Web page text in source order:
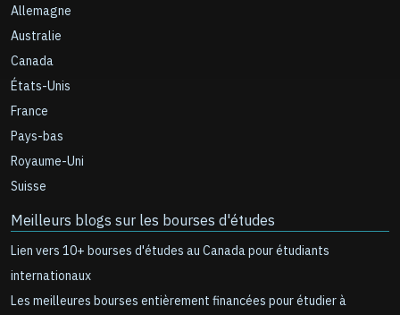
Allemagne
Australie
Canada
États-Unis
France
Pays-bas
Royaume-Uni
Suisse
Meilleurs blogs sur les bourses d'études
Lien vers 10+ bourses d'études au Canada pour étudiants
internationaux
Les meilleures bourses entièrement financées pour étudier à